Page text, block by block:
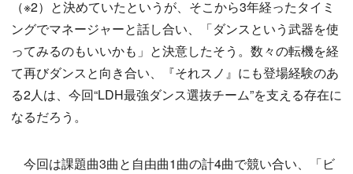
（※2）と決めていたというが、そこから3年経ったタイミ
ングでマネージャーと話し合い、「ダンスという武器を使
ってみるのもいいかも」と決意したそう。数々の転機を経
て再びダンスと向き合い、『それスノ』にも登場経験のあ
る2人は、今回“LDH最強ダンス選抜チーム”を支える存在に
なるだろう。
今回は課題曲3曲と自由曲1曲の計4曲で競い合い、「ビ